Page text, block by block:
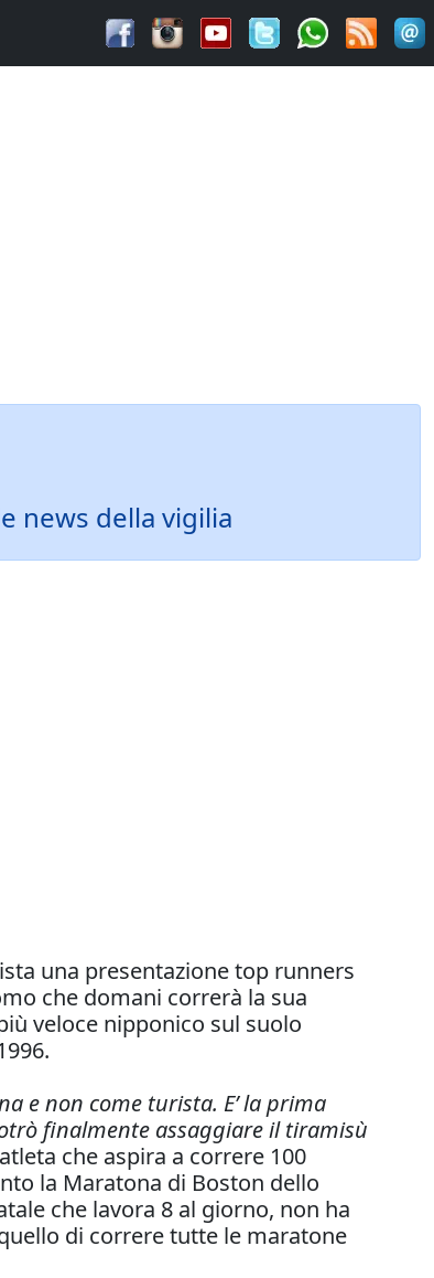
news della vigilia
una presentazione top runners
che domani correrà la sua
veloce nipponico sul suolo
e non come turista. E’ la prima
finalmente assaggiare il tiramisù
che aspira a correre 100
la Maratona di Boston dello
che lavora 8 al giorno, non ha
di correre tutte le maratone